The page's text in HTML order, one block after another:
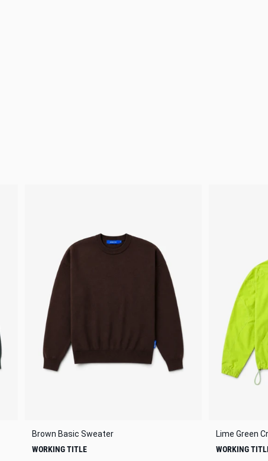
Brown Basic Sweater
WORKING TITLE
Lime Green
WORKING